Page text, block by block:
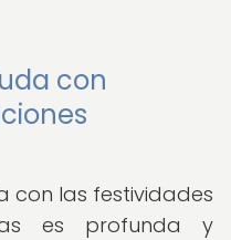
con
con las festividades
es profunda y